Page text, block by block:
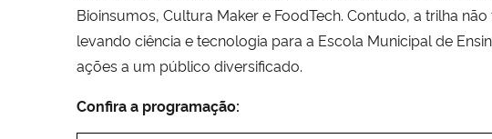
Bioinsumos, Cultura Maker e FoodTech. Contudo, a trilha
levando ciência e tecnologia para a Escola Municipal de
ações a um público diversificado.
Confira a programação: